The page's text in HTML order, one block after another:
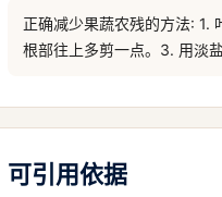
正确减少果蔬农残的方法: 1.
根部往上多剪一点。3. 用淡
可引用依据